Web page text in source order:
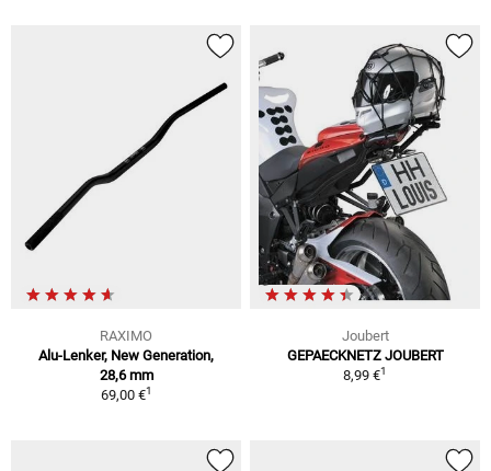
RAXIMO
Alu-Lenker, New Generation,
28,6 mm
69,00 €1
Joubert
GEPAECKNETZ JOUBERT
8,99 €1